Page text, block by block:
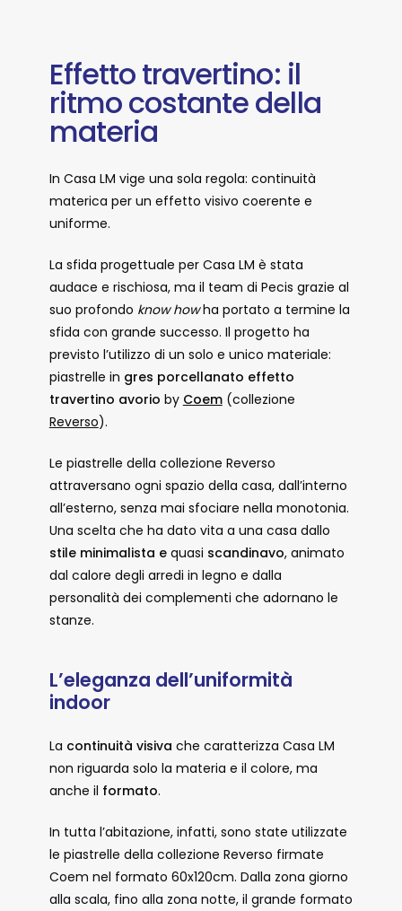
Effetto travertino: il
ritmo costante della
materia
In Casa LM vige una sola regola: continuità
materica per un effetto visivo coerente e
uniforme.
La sfida progettuale per Casa LM è stata
audace e rischiosa, ma il team di Pecis grazie al
suo profondo know howha portato a termine la
sfida con grande successo. Il progetto ha
previsto l’utilizzo di un solo e unico materiale:
piastrelle in gres porcellanato effetto
travertino avorio by Coem(collezione
Reverso).
Le piastrelle della collezione Reverso
attraversano ogni spazio della casa, dall’interno
all’esterno, senza mai sfociare nella monotonia.
Una scelta che ha dato vita a una casa dallo
stile minimalista equasi scandinavo, animato
dal calore degli arredi in legno e dalla
personalità dei complementi che adornano le
stanze.
L’eleganza dell’uniformità
indoor
La continuità visiva che caratterizza Casa LM
non riguarda solo la materia e il colore, ma
anche il formato.
In tutta l’abitazione, infatti, sono state utilizzate
le piastrelle della collezione Reverso firmate
Coem nel formato 60x120cm. Dalla zona giorno
alla scala, fino alla zona notte, il grande formato